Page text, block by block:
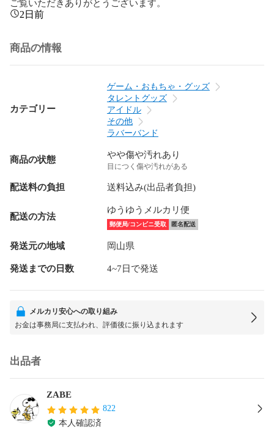
2日前
商品の情報
カテゴリー
ゲーム・おもちゃ・グッズ
タレントグッズ
アイドル
その他
ラバーバンド
商品の状態 やや傷や汚れあり
目につく傷や汚れがある
配送料の負担 送料込み(出品者負担)
配送の方法
ゆうゆうメルカリ便
郵便局/コンビニ受取 匿名配送
発送元の地域 岡山県
発送までの日数 4~7日で発送
メルカリ安心への取り組み
お金は事務局に支払われ、評価後に振り込まれます
出品者
ZABE
822
本人確認済